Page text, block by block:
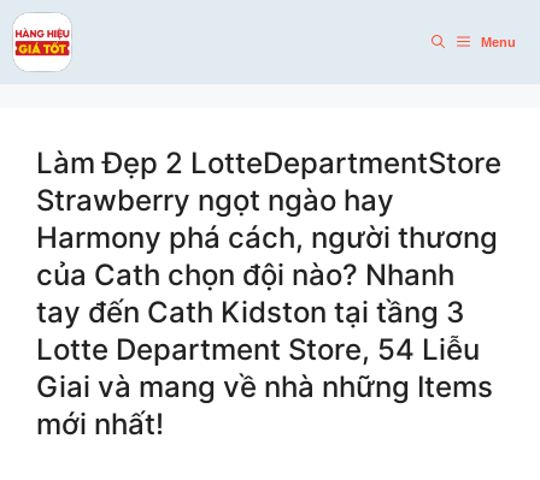
Skip
to
content
Menu
Làm Đẹp 2 LotteDepartmentStore
Strawberry ngọt ngào hay
Harmony phá cách, người thương
của Cath chọn đội nào? Nhanh
tay đến Cath Kidston tại tầng 3
Lotte Department Store, 54 Liễu
Giai và mang về nhà những Items
mới nhất!